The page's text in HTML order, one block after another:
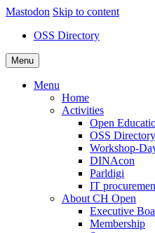
Mastodon Skip to content
OSS Directory
Menu
Menu
Home
Activities
Open
OSS Directory
Workshop-
DINAcon
Parldigi
IT
About CH Open
Executive
Membership